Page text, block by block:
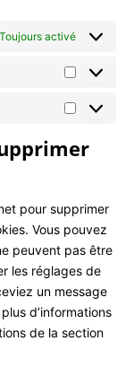
Toujours activé
pour supprimer
Vous pouvez
peuvent pas être
les réglages de
un message
d’informations
de la section